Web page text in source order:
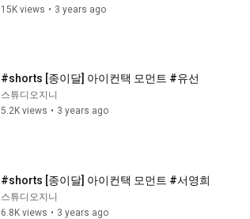
15K views • 3 years ago
#shorts [종이달] 아이컨택 모먼트 #유선
스튜디오지니
5.2K views • 3 years ago
#shorts [종이달] 아이컨택 모먼트 #서영희
스튜디오지니
6.8K views • 3 years ago